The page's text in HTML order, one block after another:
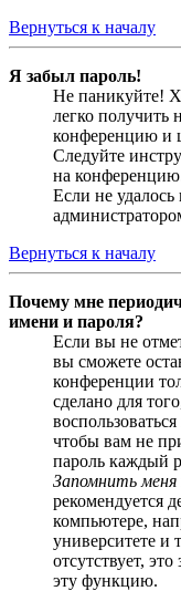
Вернуться к началу
Я забыл пароль!
Не паникуйте!
легко получить
конференцию и
Следуйте
на
Если не
Вернуться к началу
Почему мне
имени и пароля?
Если вы не
вы сможете
конференции
сделано для
чтобы вам не
пароль каждый
Запомнить меня
рекомендуется
компьютере,
университете и
отсутствует,
эту функцию.